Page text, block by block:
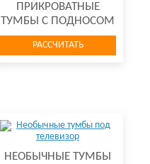
ПРИКРОВАТНЫЕ
ТУМБЫ С ПОДНОСОМ
РАССЧИТАТЬ
НЕОБЫЧНЫЕ ТУМБЫ